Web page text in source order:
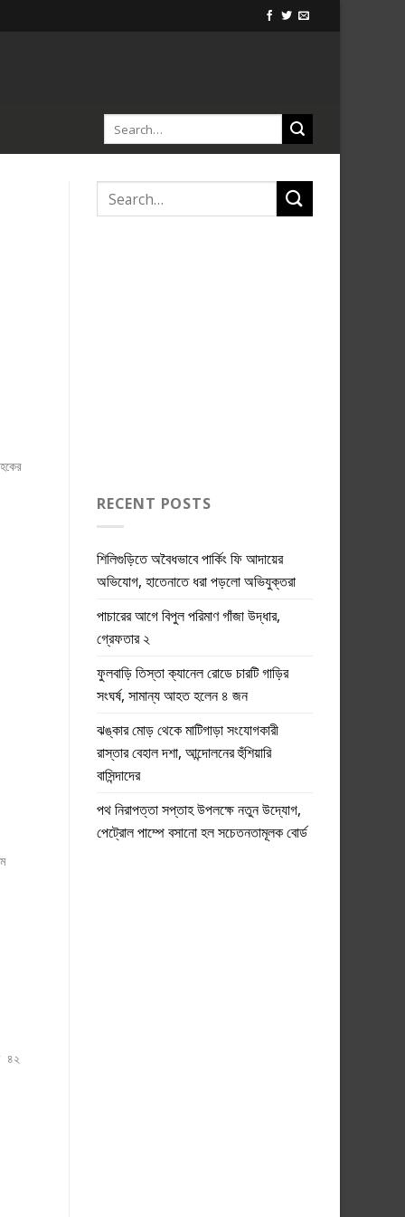
৪২
RECENT POSTS
শিলিগুড়িতে অবৈধভাবে পার্কিং ফি আদায়ের
অভিযোগ, হাতেনাতে ধরা পড়লো অভিযুক্তরা
পাচারের আগে বিপুল পরিমাণ গাঁজা উদ্ধার,
গ্রেফতার ২
ফুলবাড়ি তিস্তা ক্যানেল রোডে চারটি গাড়ির
সংঘর্ষ, সামান্য আহত হলেন ৪ জন
ঝঙ্কার মোড় থেকে মাটিগাড়া সংযোগকারী
রাস্তার বেহাল দশা, আন্দোলনের হুঁশিয়ারি
বাসিন্দাদের
পথ নিরাপত্তা সপ্তাহ উপলক্ষে নতুন উদ্যোগ,
পেট্রোল পাম্পে বসানো হল সচেতনতামূলক বোর্ড